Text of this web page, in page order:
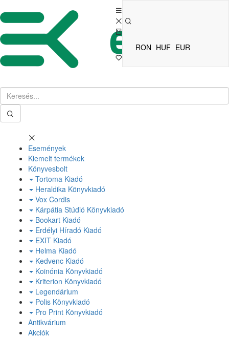
RON HUF EUR
Események
Kiemelt termékek
Könyvesbolt
Tortoma Kiadó
Heraldika Könyvkiadó
Vox Cordis
Kárpátia Stúdió Könyvkiadó
Bookart Kiadó
Erdélyi Híradó Kiadó
EXIT Kiadó
Helma Kiadó
Kedvenc Kiadó
Koinónia Könyvkiadó
Kriterion Könyvkiadó
Legendárium
Polis Könyvkiadó
Pro Print Könyvkiadó
Antikvárium
Akciók